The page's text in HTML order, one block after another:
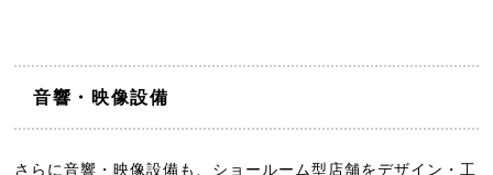
音響・映像設備
さらに音響・映像設備も、ショールーム型店舗をデザイン・工